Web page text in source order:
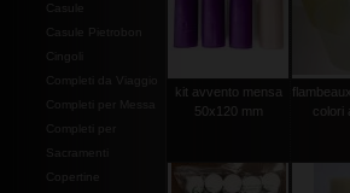
Casule
Casule Pietrobon
Cingoli
Completi da Viaggio
Completi per Messa
Completi per
Sacramenti
Copertine
kit avvento mensa
50x120 mm
colori